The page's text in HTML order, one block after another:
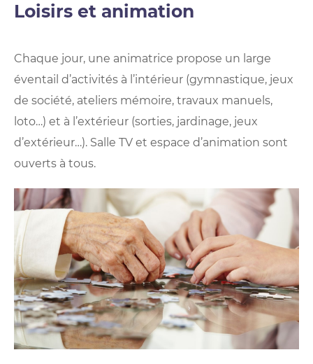
Loisirs et animation
Chaque jour, une animatrice propose un large
éventail d’activités à l’intérieur (gymnastique, jeux
de société, ateliers mémoire, travaux manuels,
loto…) et à l’extérieur (sorties, jardinage, jeux
d’extérieur…). Salle TV et espace d’animation sont
ouverts à tous.